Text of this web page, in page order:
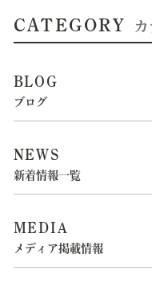
CATEGORY
BLOG
ブログ
NEWS
新着情報一覧
MEDIA
メディア掲載情報